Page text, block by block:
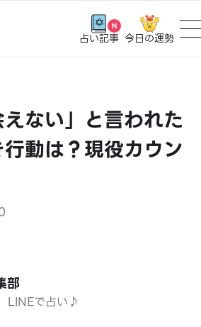
占い記事 今日の運勢
えない」と言われた
動は？現役カウン
部
LINEで占い♪